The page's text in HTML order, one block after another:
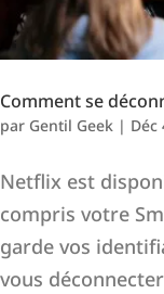
Comment se
par Gentil Geek | Déc
Netflix est
compris votre
garde vos
vous